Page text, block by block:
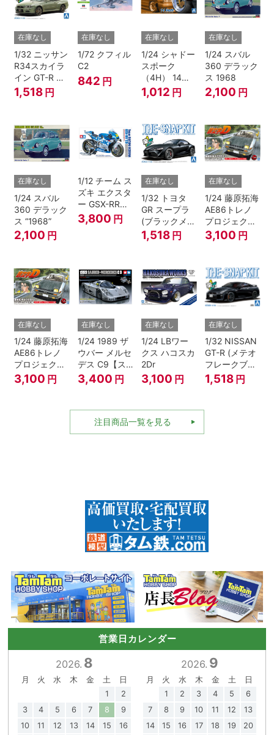
在庫なし
1/32 ニッサン
R34スカイラ
イン GT-R ニ
ュル(ミレニア
ムジェイド)
1,518 円
在庫なし
1/72 クフィル
C2
842 円
在庫なし
1/24 シャドー
スポーク
（4H） 14イ
ンチ
1,012 円
在庫なし
1/24 スバル
360 デラック
ス 1968
2,100 円
在庫なし
1/24 スバル
360 デラック
ス “1968”
2,100 円
1/12 チーム ス
ズキ エクスタ
ー GSX-RR
'20
3,800 円
在庫なし
1/32 トヨタ
GR スープラ
(ブラックメタ
リック)
1,518 円
在庫なし
1/24 藤原拓海
AE86トレノ
プロジェクト
D仕様『頭文
字D』
3,100 円
在庫なし
1/24 藤原拓海
AE86トレノ
プロジェクト
D仕様『頭文
字D』
3,100 円
在庫なし
1/24 1989 ザ
ウバー メルセ
デス C9【ス
ケール特別販
売商品】
3,400 円
在庫なし
1/24 LBワー
クス ハコスカ
2Dr
3,100 円
在庫なし
1/32 NISSAN
GT-R (メテオ
フレークブラ
ックパール)
1,518 円
注目商品一覧を見る
営業日カレンダー
2026. 8
月 火 水 木 金 土
日
1
2
3
4 5 6 7 8
9
10
11 12 13 14 15
16
2026. 9
月 火 水 木 金 土
日
1
2 3 4 5
6
7
8 9 10 11 12
13
14
15 16 17 18 19
20